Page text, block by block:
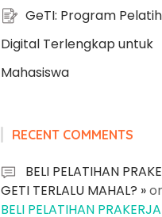
GeTI: Program
Digital Terlengkap untuk
Mahasiswa
RECENT COMMENTS
BELI PELATIHAN
GETI TERLALU MAHAL? »
BELI PELATIHAN PRAKERJA